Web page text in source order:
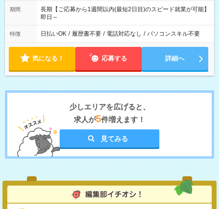
期間
長期【ご応募から1週間以内(最短2日目)のスピード就業が可能】
即日～
特徴 日払いOK / 履歴書不要 / 電話対応なし / パソコンスキル不要
気になる！ 応募する 詳細へ
少しエリアを広げると、
求人が5件増えます！
見てみる